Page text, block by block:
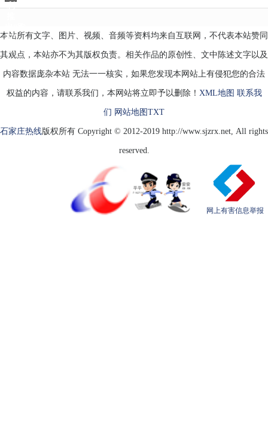
利
车”，
新
本站所有文字、图片、视频、音频等资料均来自互联网，不代表本站赞同
其观点，本站亦不为其版权负责。相关作品的原创性、文中陈述文字以及
内容数据庞杂本站 无法一一核实，如果您发现本网站上有侵犯您的合法
权益的内容，请联系我们，本网站将立即予以删除！ XML地图 联系我
们 网站地图 TXT
石家庄热线版权所有 Copyright © 2012-2019 http://www.sjzrx.net, All rights
reserved.
网上有害信息举报